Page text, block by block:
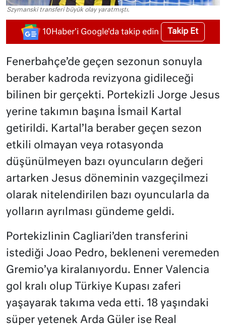
Szymanski transferi büyük olay yaratmıştı.
10Haber'i Google'da takip edin Takip Et
Fenerbahçe’de geçen sezonun sonuyla
beraber kadroda revizyona gidileceği
bilinen bir gerçekti. Portekizli Jorge Jesus
yerine takımın başına İsmail Kartal
getirildi. Kartal’la beraber geçen sezon
etkili olmayan veya rotasyonda
düşünülmeyen bazı oyuncuların değeri
artarken Jesus döneminin vazgeçilmezi
olarak nitelendirilen bazı oyuncularla da
yolların ayrılması gündeme geldi.
Portekizlinin Cagliari’den transferini
istediği Joao Pedro, bekleneni veremeden
Gremio’ya kiralanıyordu. Enner Valencia
gol kralı olup Türkiye Kupası zaferi
yaşayarak takıma veda etti. 18 yaşındaki
süper yetenek Arda Güler ise Real